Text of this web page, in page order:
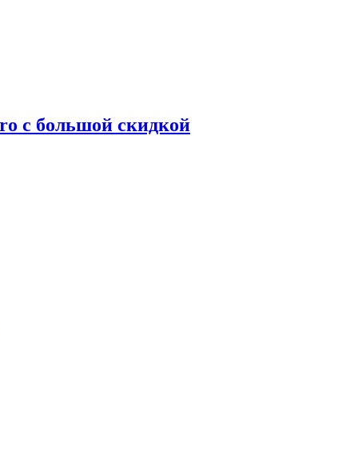
с большой скидкой